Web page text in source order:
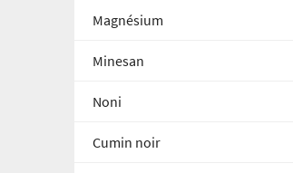
Magnésium
Minesan
Noni
Cumin noir